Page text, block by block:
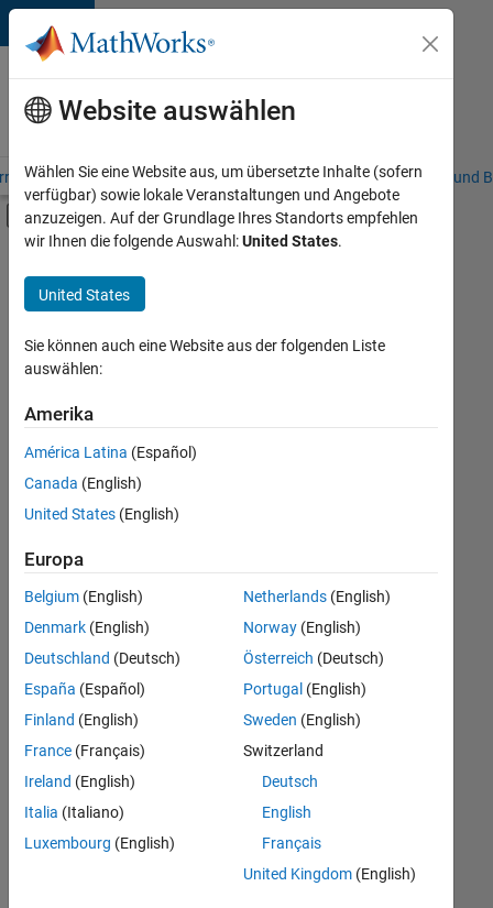
Weiter zum Inhalt
Karriere
bei
MathWorks
– Übersicht Stellensuche Niederlassungen Studierende und
Umschaltung für Off-Canvas-
Hauptinhalt
Information Technology
Commercial Sales
Customer Support
Education Sales
Inside Sales
Sales Operations
Marketing Services
Business Model Team
+8
Derzeit
es
keine
offenen
Stellen,
Ihren
Suchkriterien
entsprechen.
können
die
Suchkriterien
weiter
fassen
oder
alle
Stellenangebote
anzeigen .
Website auswählen
Wählen Sie eine Website aus, um übersetzte Inhalte (sofern
verfügbar) sowie lokale Veranstaltungen und Angebote
anzuzeigen. Auf der Grundlage Ihres Standorts empfehlen
wir Ihnen die folgende Auswahl:United States.
United States
Sie können auch eine Website aus der folgenden Liste
auswählen:
Amerika
América Latina (Español)
Canada (English)
United States (English)
Europa
Belgium (English)
Denmark (English)
Deutschland (Deutsch)
España (Español)
Finland (English)
France (Français)
Ireland (English)
Italia (Italiano)
Luxembourg (English)
Netherlands(English)
Norway(English)
Österreich (Deutsch)
Portugal (English)
Sweden (English)
Switzerland
Deutsch
English
Français
United Kingdom(English)